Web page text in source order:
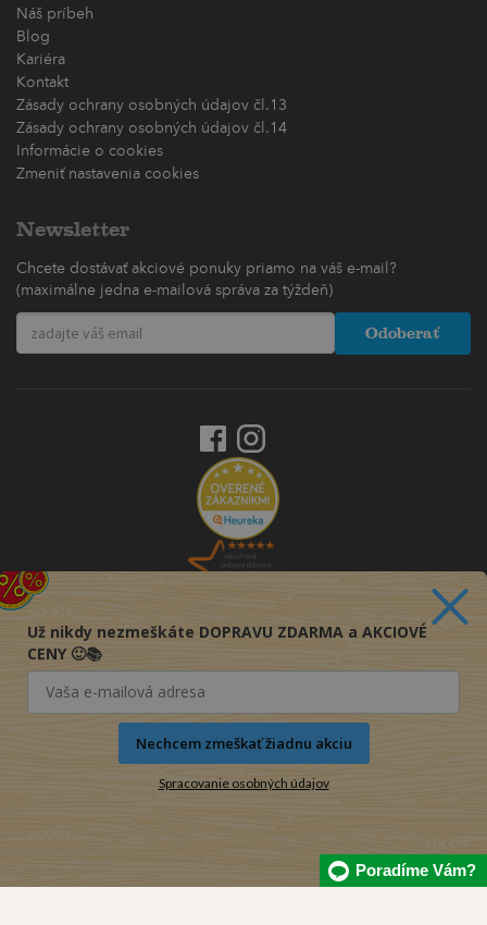
Náš príbeh
Blog
Kariéra
Kontakt
Zásady ochrany osobných údajov čl.13
Zásady ochrany osobných údajov čl.14
Informácie o cookies
Zmeniť nastavenia cookies
Newsletter
Chcete dostávať akciové ponuky priamo na váš e-mail?
(maximálne jedna e-mailová správa za týždeň)
Odoberať
Poradíme Vám?
Už nikdy nezmeškáte DOPRAVU ZDARMA a AKCIOVÉ
CENY 🙂📚
Nechcem zmeškať žiadnu akciu
Spracovanie osobných údajov